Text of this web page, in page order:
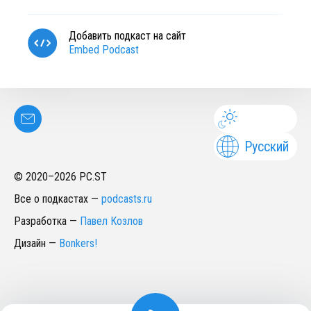
Добавить подкаст на сайт
Embed Podcast
Русский
© 2020–2026 PC.ST
Все о подкастах — podcasts.ru
Разработка — Павел Козлов
Дизайн — Bonkers!